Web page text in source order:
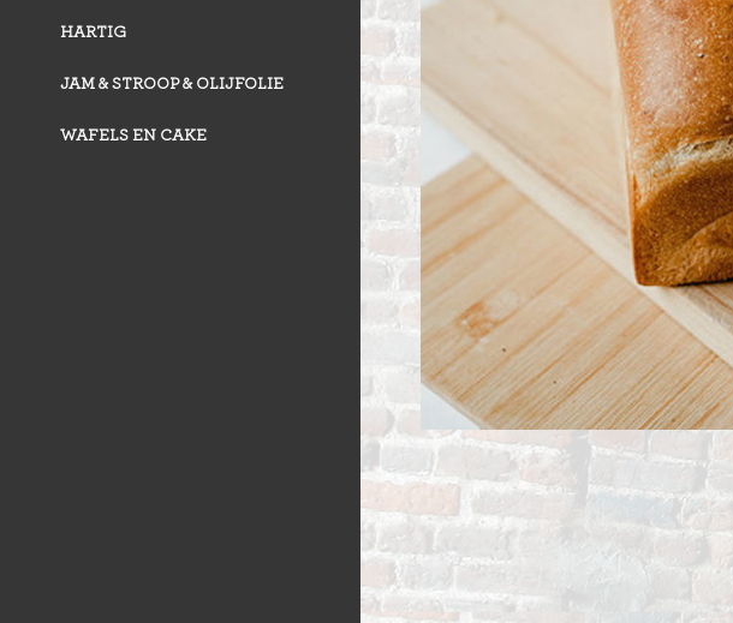
VLOERBROOD
ZUURDESEM BROOD
BUSBRODEN
GEVULD BROOD
BROODJES
CROISSANTS
STOKBROOD
VLAAI TRADITIONEEL
HERMANS
RIJSTEVLAAI
KRUIMELVLAAI
VLAAI RASTER
OPEN VLAAI
LUXE VLAAI
SEIZOEN VLAAI
GEBAKJES
GÂTEAUX
HARTIG
JAM & STROOP & OLIJFOLIE
WAFELS EN CAKE